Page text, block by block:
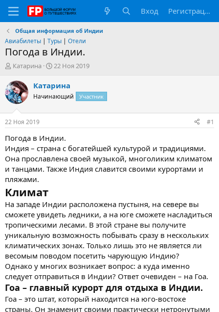
Вход Регистрация
Общая информация об Индии
Авиабилеты | Туры | Отели
Погода в Индии.
А
т
о
р
т
е
м
ы
Катарина
Д
т
н
а
л
а
22 Ноя 2019
Катарина
Начинающий Участник
22 Ноя 2019 #1
Погода в Индии.
Индия – страна с богатейшей культурой и традициями.
Она прославлена своей музыкой, многоликим климатом
и танцами. Также Индия славится своими курортами и
пляжами.
Климат
На западе Индии расположена пустыня, на севере вы
сможете увидеть ледники, а на юге сможете насладиться
тропическими лесами. В этой стране вы получите
уникальную возможность побывать сразу в нескольких
климатических зонах. Только лишь это не является ли
весомым поводом посетить чарующую Индию?
Однако у многих возникает вопрос: а куда именно
следует отправиться в Индии? Ответ очевиден – на Гоа.
Гоа – главный курорт для отдыха в Индии.
Гоа – это штат, который находится на юго-востоке
страны. Он знаменит своими практически нетронутыми